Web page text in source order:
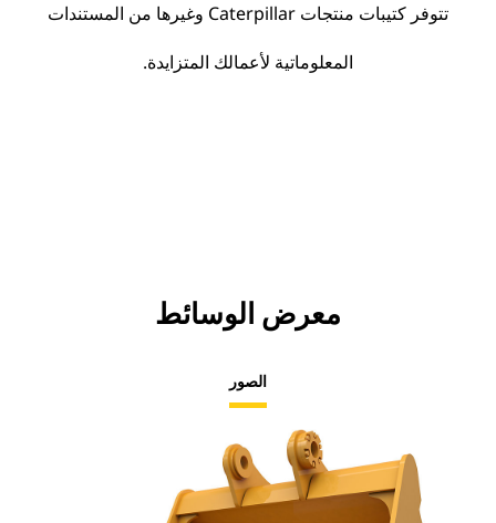
تتوفر كتيبات منتجات Caterpillar وغيرها من المستندات
المعلوماتية لأعمالك المتزايدة.
معرض الوسائط
الصور